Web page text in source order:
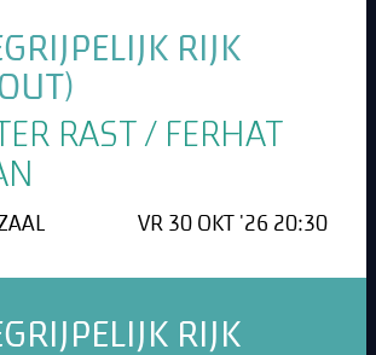
RIJK
RAST / FERHAT
VR 30 OKT '26 20:30
RIJK